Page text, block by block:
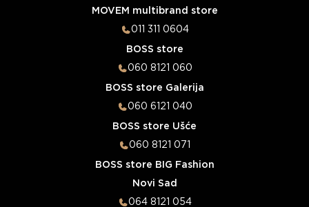
MOVEM multibrand store
011 311 0604
BOSS store
060 8121 060
BOSS store Galerija
060 6121 040
BOSS store Ušće
060 8121 071
BOSS store BIG Fashion
Novi Sad
064 8121 054